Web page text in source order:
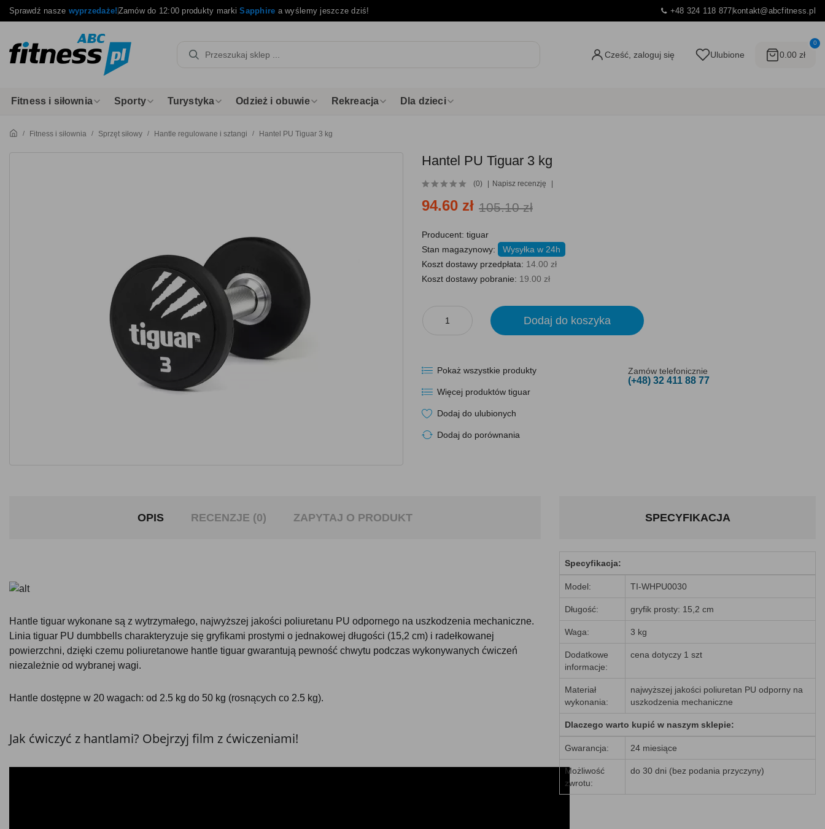
Sprawdź nasze wyprzedaże!Zamów do 12:00 produkty markiSapphire a wyślemy jeszcze dziś! +48 324 118 877kontakt@abcfitness.pl
Cześć, zaloguj się Ulubione
0
0.00 zł
Fitness i siłownia Sporty Turystyka Odzież i obuwie Rekreacja Dla dzieci
Fitness i siłownia Sprzęt siłowy Hantle regulowane i sztangi Hantel PU Tiguar 3 kg
Hantel PU Tiguar 3 kg
(0) Napisz recenzję
94.60 zł 105.10 zł
Producent: tiguar
Stan magazynowy:
Wysyłka w 24h
Koszt dostawy przedpłata: 14.00 zł
Koszt dostawy pobranie: 19.00 zł
Dodaj do koszyka
Pokaż wszystkie produkty
Więcej produktów tiguar
Dodaj do ulubionych
Dodaj do porównania
Zamów telefonicznie
(+48) 32 411 88 77
OPIS RECENZJE (0) ZAPYTAJ O PRODUKT
Hantle tiguar wykonane są z wytrzymałego, najwyższej jakości poliuretanu PU odpornego na uszkodzenia mechaniczne.
Linia tiguar PU dumbbells charakteryzuje się gryfikami prostymi o jednakowej długości (15,2 cm) i radełkowanej
powierzchni, dzięki czemu poliuretanowe hantle tiguar gwarantują pewność chwytu podczas wykonywanych ćwiczeń
niezależnie od wybranej wagi.
Hantle dostępne w 20 wagach: od 2.5 kg do 50 kg (rosnących co 2.5 kg).
Jak ćwiczyć z hantlami? Obejrzyj film z ćwiczeniami!
SPECYFIKACJA
Specyfikacja:
Model: TI-WHPU0030
Długość: gryfik prosty: 15,2 cm
Waga: 3 kg
Dodatkowe
informacje:
cena dotyczy 1 szt
Materiał
wykonania:
najwyższej jakości poliuretan PU odporny na
uszkodzenia mechaniczne
Dlaczego warto kupić w naszym sklepie:
Gwarancja: 24 miesiące
Możliwość
zwrotu:
do 30 dni (bez podania przyczyny)